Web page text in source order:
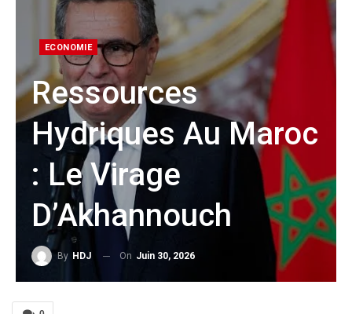
ECONOMIE
Ressources
Hydriques Au Maroc
: Le Virage
D’Akhannouch
By HDJ On Juin 30, 2026